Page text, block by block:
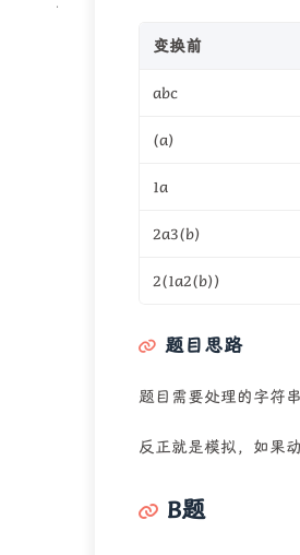
变换前
abc
(a)
1a
2a3(b)
2(1a2(b))
题目思路
题目需要处理的字符
反正就是模拟，如果
B题